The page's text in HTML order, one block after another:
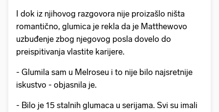
I dok iz njihovog razgovora nije proizašlo ništa
romantično, glumica je rekla da je Matthewovo
uzbuđenje zbog njegovog posla dovelo do
preispitivanja vlastite karijere.
- Glumila sam u Melroseu i to nije bilo najsretnije
iskustvo - objasnila je.
- Bilo je 15 stalnih glumaca u serijama. Svi su imali